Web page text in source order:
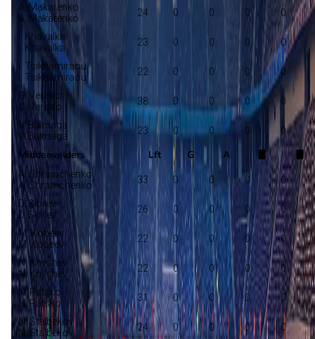
A. Makarenko
A. Makarenko
24 0 0 0 0
I. Khavalka
I. Khavalka
23 0 0 0 0
I. Tsikhamiraou
I. Tsikhamiraou
22 0 0 0 0
O. Veretilo
O. Veretilo
38 0 0 0 0
V. Bulmaga
V. Bulmaga
23 0 0 0 0
Middenvelders Lft G A
A. Shramchenko
A. Shramchenko
33 0 0 0 0
D. Sibilev
D. Sibilev
26 0 0 0 0
M. Kobeev
M. Kobeev
22 0 0 0 0
N. Knyshev
N. Knyshev
22 0 0 0 0
N. Patsko
N. Patsko
31 0 0 0 0
N. Stalbekov
N. Stalbekov
24 0 0 0 0